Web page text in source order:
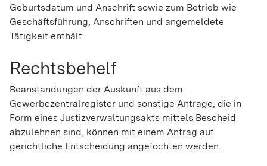
Geburtsdatum und Anschrift sowie zum Betrieb wie
Geschäftsführung, Anschriften und angemeldete
Tätigkeit enthält.
Rechtsbehelf
Beanstandungen der Auskunft aus dem
Gewerbezentralregister und sonstige Anträge, die in
Form eines Justizverwaltungsakts mittels Bescheid
abzulehnen sind, können mit einem Antrag auf
gerichtliche Entscheidung angefochten werden.